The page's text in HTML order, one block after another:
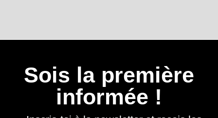
Sois la première
informée !